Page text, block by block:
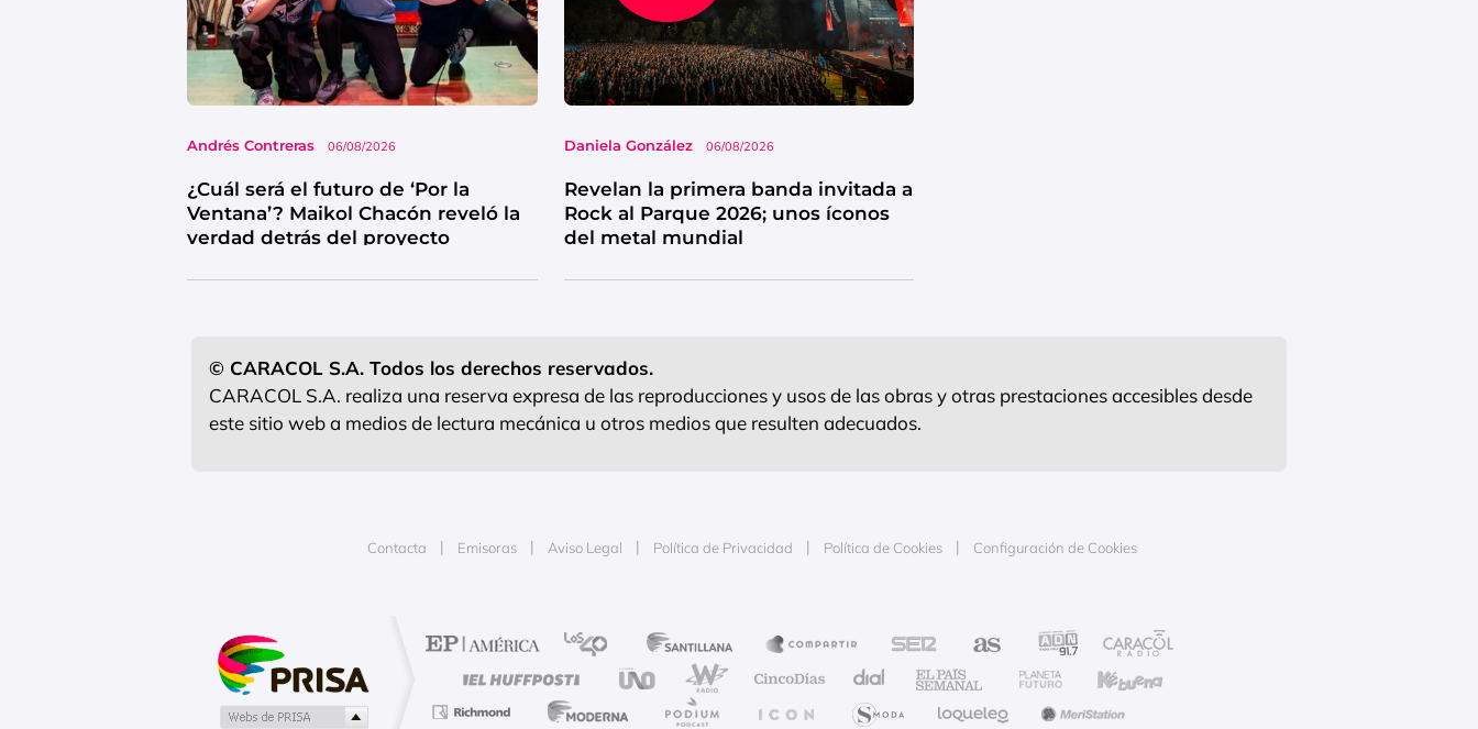
Andrés Contreras 06/08/2026
¿Cuál será el futuro de ‘Por la
Ventana’? Maikol Chacón reveló la
verdad detrás del proyecto
Daniela González 06/08/2026
Revelan la primera banda invitada a
Rock al Parque 2026; unos íconos
del metal mundial
© CARACOL S.A. Todos los derechos reservados.
CARACOL S.A. realiza una reserva expresa de las reproducciones y usos de las obras y otras prestaciones accesibles desde
este sitio web a medios de lectura mecánica u otros medios que resulten adecuados.
Contacta Emisoras Aviso Legal Política de Privacidad Política de Cookies Configuración de Cookies